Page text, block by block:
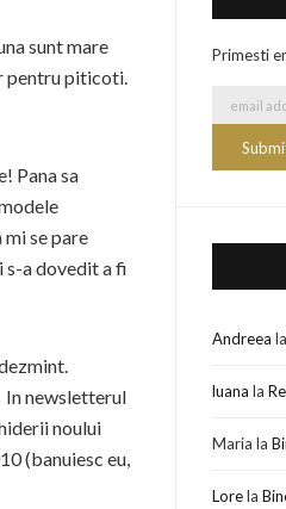
sunt mare
pentru piticoti.
Pana sa
se pare
s-a dovedit a fi
In newsletterul
noului
(banuiesc eu,
Primesti
Andreea
luana la
Maria la
Lorela